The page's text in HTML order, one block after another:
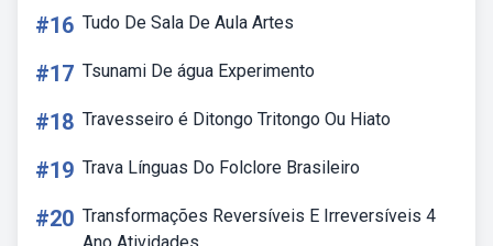
#16 Tudo De Sala De Aula Artes
#17 Tsunami De água Experimento
#18 Travesseiro é Ditongo Tritongo Ou Hiato
#19 Trava Línguas Do Folclore Brasileiro
#20 Transformações Reversíveis E Irreversíveis 4